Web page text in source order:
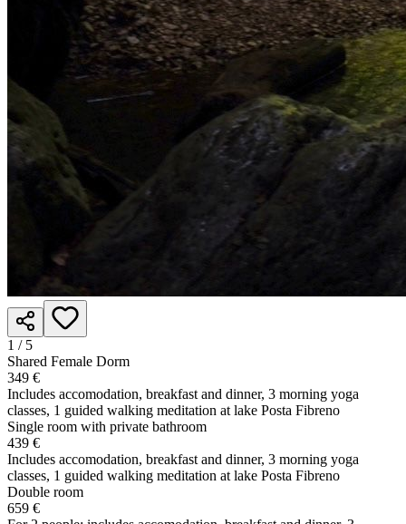
1 / 5
Shared Female Dorm
349 €
Includes accomodation, breakfast and dinner, 3 morning yoga
classes, 1 guided walking meditation at lake Posta Fibreno
Single room with private bathroom
439 €
Includes accomodation, breakfast and dinner, 3 morning yoga
classes, 1 guided walking meditation at lake Posta Fibreno
Double room
659 €